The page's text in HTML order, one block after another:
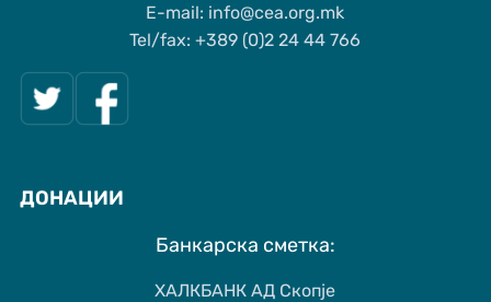
Е-mail: info@cea.org.mk
Tel/fax: +389 (0)2 24 44 766
ДОНАЦИИ
Банкарска сметка:
ХАЛКБАНК АД Скопје